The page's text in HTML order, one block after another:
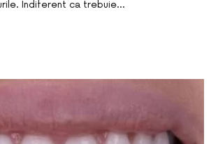
Indiferent ca trebuie…